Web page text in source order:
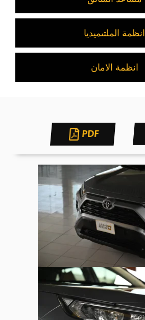
انظمة الملتىميديا
انظمة الامان
PDF